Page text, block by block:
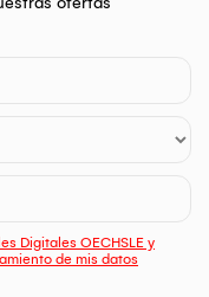
Digitales OECHSLE y
de mis datos